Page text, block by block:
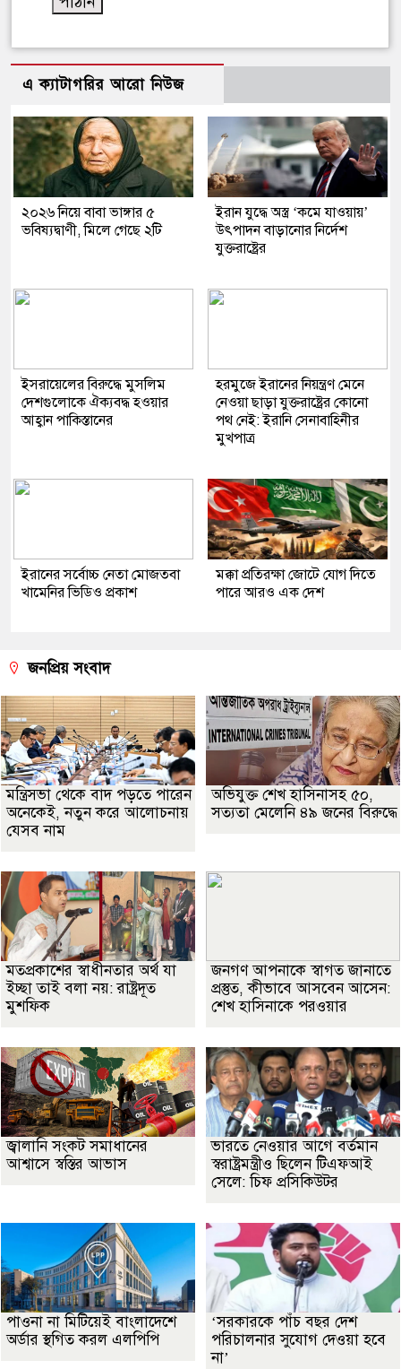
এ ক্যাটাগরির আরো নিউজ
২০২৬ নিয়ে বাবা ভাঙ্গার ৫
ভবিষ্যদ্বাণী, মিলে গেছে ২টি
ইরান যুদ্ধে অস্ত্র ‘কমে যাওয়ায়’
উৎপাদন বাড়ানোর নির্দেশ
যুক্তরাষ্ট্রের
ইসরায়েলের বিরুদ্ধে মুসলিম
দেশগুলোকে ঐক্যবদ্ধ হওয়ার
আহ্বান পাকিস্তানের
হরমুজে ইরানের নিয়ন্ত্রণ মেনে
নেওয়া ছাড়া যুক্তরাষ্ট্রের কোনো
পথ নেই: ইরানি সেনাবাহিনীর
মুখপাত্র
ইরানের সর্বোচ্চ নেতা মোজতবা
খামেনির ভিডিও প্রকাশ
মক্কা প্রতিরক্ষা জোটে যোগ দিতে
পারে আরও এক দেশ
জনপ্রিয় সংবাদ
মন্ত্রিসভা থেকে বাদ পড়তে পারেন
অনেকেই, নতুন করে আলোচনায়
যেসব নাম
অভিযুক্ত শেখ হাসিনাসহ ৫০,
সত্যতা মেলেনি ৪৯ জনের বিরুদ্ধে
মতপ্রকাশের স্বাধীনতার অর্থ যা
ইচ্ছা তাই বলা নয়: রাষ্ট্রদূত
মুশফিক
জনগণ আপনাকে স্বাগত জানাতে
প্রস্তুত, কীভাবে আসবেন আসেন:
শেখ হাসিনাকে পরওয়ার
জ্বালানি সংকট সমাধানের
আশ্বাসে স্বস্তির আভাস
ভারতে নেওয়ার আগে বর্তমান
স্বরাষ্ট্রমন্ত্রীও ছিলেন টিএফআই
সেলে: চিফ প্রসিকিউটর
পাওনা না মিটিয়েই বাংলাদেশে
অর্ডার স্থগিত করল এলপিপি
‘সরকারকে পাঁচ বছর দেশ
পরিচালনার সুযোগ দেওয়া হবে
না’